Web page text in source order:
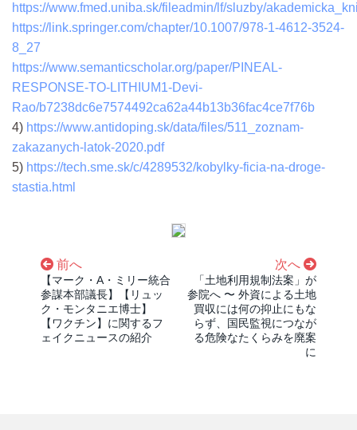
https://www.fmed.uniba.sk/fileadmin/lf/sluzby/
https://link.springer.com/chapter/10.1007/978-1-4612-3524-
8_27
https://www.semanticscholar.org/paper/PINEAL-
RESPONSE-TO-LITHIUM1-Devi-
Rao/b7238dc6e7574492ca62a44b13b36fac4ce7f76b
4) https://www.antidoping.sk/data/files/511_zoznam-
zakazanych-latok-2020.pdf
5) https://tech.sme.sk/c/4289532/kobylky-ficia-na-droge-
stastia.html
前へ
【マーク・A・ミリー統合
参謀本部議長】【リュッ
ク・モンタニエ博士】
【ワクチン】に関するフ
ェイクニュースの紹介
次へ
「土地利用規制法案」が
参院へ 〜 外資による土地
買収には何の抑止にもな
らず、国民監視につなが
る危険なたくらみを廃案
に